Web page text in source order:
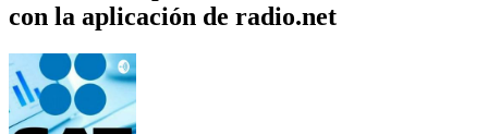
con la aplicación de radio.net